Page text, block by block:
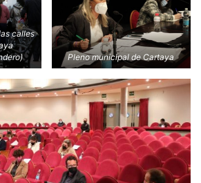
calles
Pleno municipal de Cartaya